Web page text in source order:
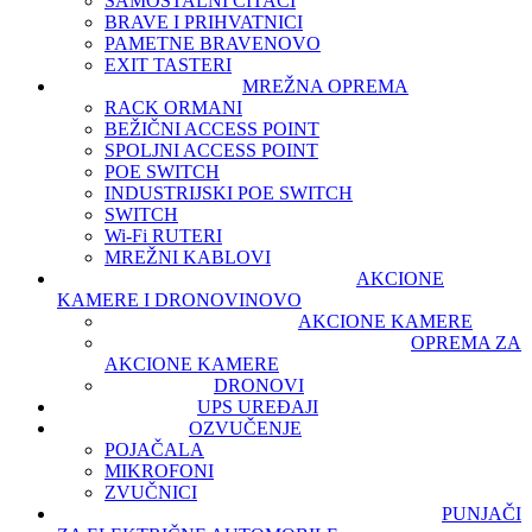
BRAVE I PRIHVATNICI
PAMETNE BRAVENOVO
EXIT TASTERI
MREŽNA OPREMA
RACK ORMANI
BEŽIČNI ACCESS POINT
SPOLJNI ACCESS POINT
POE SWITCH
INDUSTRIJSKI POE SWITCH
SWITCH
Wi-Fi RUTERI
MREŽNI KABLOVI
AKCIONE
KAMERE I DRONOVINOVO
AKCIONE KAMERE
OPREMA ZA
AKCIONE KAMERE
DRONOVI
UPS UREĐAJI
OZVUČENJE
POJAČALA
MIKROFONI
ZVUČNICI
PUNJAČI